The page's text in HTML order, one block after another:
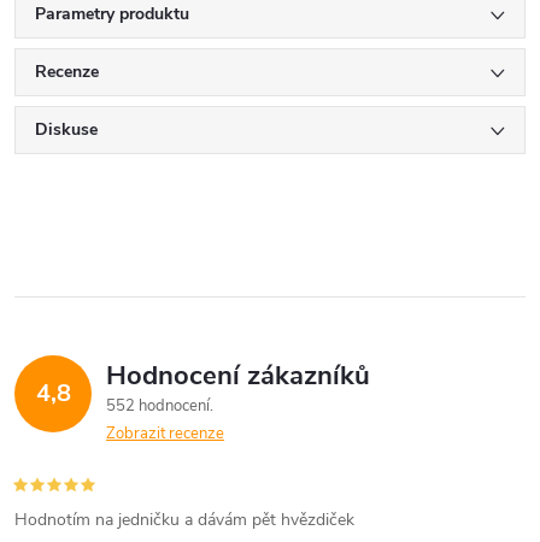
Parametry produktu
Recenze
Diskuse
4,8 Hodnocení zákazníků
552 hodnocení
Zobrazit recenze
Hodnotím na jedničku a dávám pět hvězdiček